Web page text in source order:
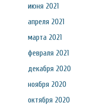
июня 2021
апреля 2021
марта 2021
февраля 2021
декабря 2020
ноября 2020
октября 2020